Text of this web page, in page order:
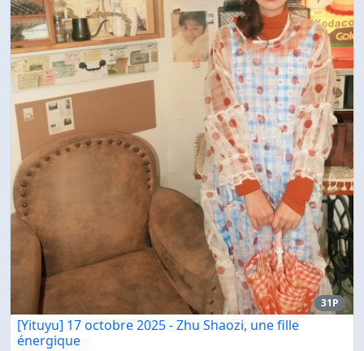
31P
[Yituyu] 17 octobre 2025 - Zhu Shaozi, une fille
énergique